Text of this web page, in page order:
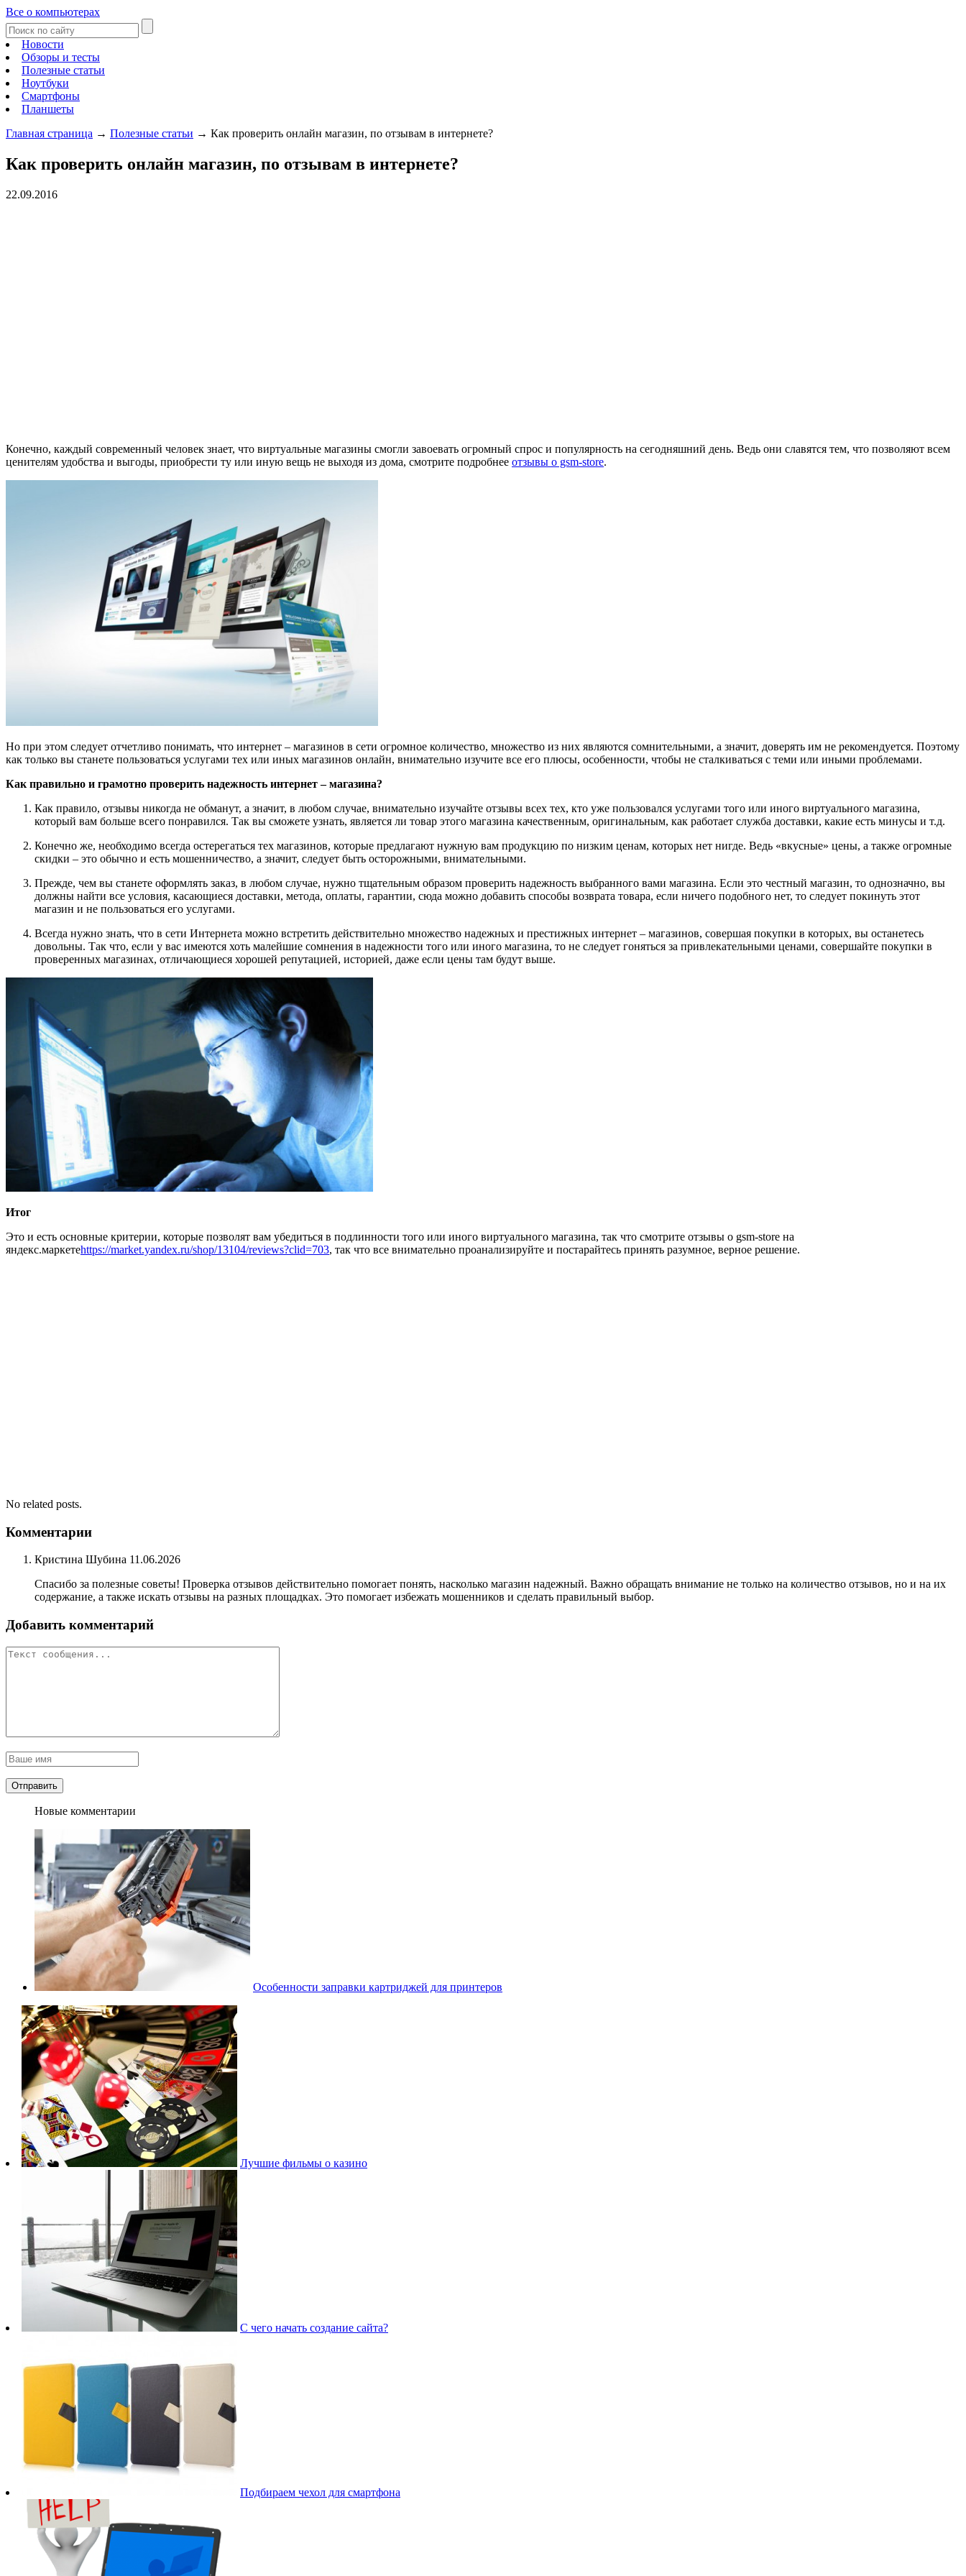
Все о компьютерах
Новости
Обзоры и тесты
Полезные статьи
Ноутбуки
Смартфоны
Планшеты
Главная страница → Полезные статьи → Как проверить онлайн магазин, по отзывам в интернете?
Как проверить онлайн магазин, по отзывам в интернете?
22.09.2016
Конечно, каждый современный человек знает, что виртуальные магазины смогли завоевать огромный спрос и популярность на сегодняшний день. Ведь они славятся тем, что позволяют всем
ценителям удобства и выгоды, приобрести ту или иную вещь не выходя из дома, смотрите подробнее отзывы о gsm-store.
Но при этом следует отчетливо понимать, что интернет – магазинов в сети огромное количество, множество из них являются сомнительными, а значит, доверять им не рекомендуется. Поэтому
как только вы станете пользоваться услугами тех или иных магазинов онлайн, внимательно изучите все его плюсы, особенности, чтобы не сталкиваться с теми или иными проблемами.
Как правильно и грамотно проверить надежность интернет – магазина?
Как правило, отзывы никогда не обманут, а значит, в любом случае, внимательно изучайте отзывы всех тех, кто уже пользовался услугами того или иного виртуального магазина,
который вам больше всего понравился. Так вы сможете узнать, является ли товар этого магазина качественным, оригинальным, как работает служба доставки, какие есть минусы и т.д.
Конечно же, необходимо всегда остерегаться тех магазинов, которые предлагают нужную вам продукцию по низким ценам, которых нет нигде. Ведь «вкусные» цены, а также огромные
скидки – это обычно и есть мошенничество, а значит, следует быть осторожными, внимательными.
Прежде, чем вы станете оформлять заказ, в любом случае, нужно тщательным образом проверить надежность выбранного вами магазина. Если это честный магазин, то однозначно, вы
должны найти все условия, касающиеся доставки, метода, оплаты, гарантии, сюда можно добавить способы возврата товара, если ничего подобного нет, то следует покинуть этот
магазин и не пользоваться его услугами.
Всегда нужно знать, что в сети Интернета можно встретить действительно множество надежных и престижных интернет – магазинов, совершая покупки в которых, вы останетесь
довольны. Так что, если у вас имеются хоть малейшие сомнения в надежности того или иного магазина, то не следует гоняться за привлекательными ценами, совершайте покупки в
проверенных магазинах, отличающиеся хорошей репутацией, историей, даже если цены там будут выше.
Итог
Это и есть основные критерии, которые позволят вам убедиться в подлинности того или иного виртуального магазина, так что смотрите отзывы о gsm-store на
яндекс.маркетеhttps://market.yandex.ru/shop/13104/reviews?clid=703, так что все внимательно проанализируйте и постарайтесь принять разумное, верное решение.
No related posts.
Комментарии
Кристина Шубина 11.06.2026
Спасибо за полезные советы! Проверка отзывов действительно помогает понять, насколько магазин надежный. Важно обращать внимание не только на количество отзывов, но и на их
содержание, а также искать отзывы на разных площадках. Это помогает избежать мошенников и сделать правильный выбор.
Добавить комментарий
Новые комментарии
Особенности заправки картриджей для принтеров
Лучшие фильмы о казино
С чего начать создание сайта?
Подбираем чехол для смартфона